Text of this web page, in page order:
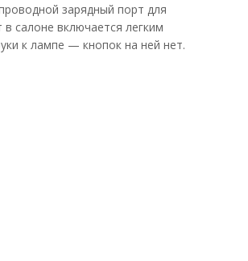
зарядный порт для
салоне включается легким
к лампе — кнопок на ней нет.